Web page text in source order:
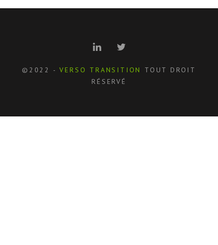
©2022 -VERSO TRANSITION
TOUT DROIT
RÉSERVÉ